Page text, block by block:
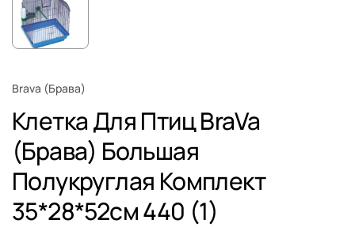
Brava (Брава)
Клетка Для Птиц BraVa
(Брава) Большая
Полукруглая Комплект
35*28*52см 440 (1)